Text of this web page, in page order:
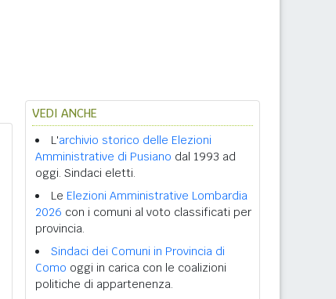
VEDI ANCHE
L'archivio storico delle Elezioni
Amministrative di Pusiano dal 1993 ad
oggi. Sindaci eletti.
Le Elezioni Amministrative Lombardia
2026 con i comuni al voto classificati per
provincia.
Sindaci dei Comuni in Provincia di
Como oggi in carica con le coalizioni
politiche di appartenenza.